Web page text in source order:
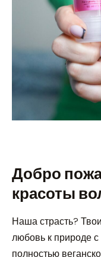
Добро
красоты
Наша страсть?
любовь к природе
полностью